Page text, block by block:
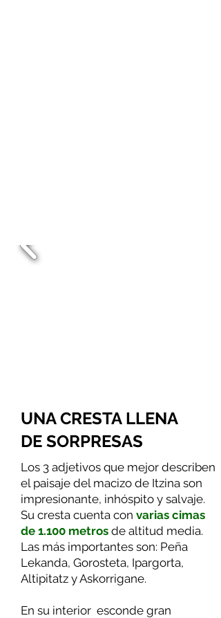
UNA CRESTA LLENA
DE SORPRESAS
Los 3 adjetivos que mejor describen
el paisaje del macizo de Itzina son
impresionante, inhóspito y salvaje.
Su cresta cuenta con varias cimas
de 1.100 metros de altitud media.
Las más importantes son: Peña
Lekanda, Gorosteta, Ipargorta,
Altipitatz y Askorrigane.
En su interior esconde gran